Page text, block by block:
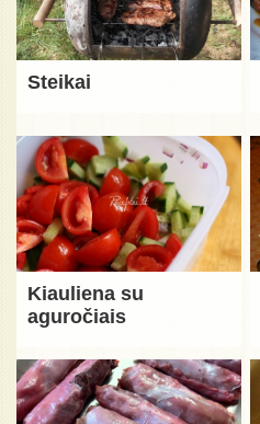
Steikai
Kiauliena su
aguročiais